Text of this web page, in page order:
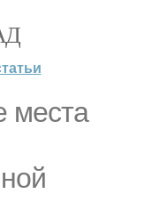
места